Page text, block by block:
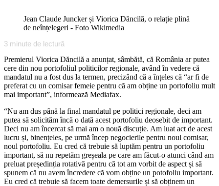
Jean Claude Juncker și Viorica Dăncilă, o relație plină
de neînțelegeri - Foto Wikimedia
3 minute de lectură
Premierul Viorica Dăncilă a anunțat, sâmbătă, că România ar putea
cere din nou portofoliul politicilor regionale, având în vedere că
mandatul nu a fost dus la termen, precizând că a înțeles că “ar fi de
preferat cu un comisar femeie pentru că am obține un portofoliu mult
mai important”, informează Mediafax.
“Nu am dus până la final mandatul pe politici regionale, deci am
putea să solicităm încă o dată acest portofoliu deosebit de important.
Deci nu am încercat să mai am o nouă discuție. Am luat act de acest
lucru și, binențeles, pe urmă încep negocierile pentru noul comisar,
noul portofoliu. Eu cred că trebuie să luptăm pentru un portofoliu
important, să nu repetăm greșeala pe care am făcut-o atunci când am
preluat președinția rotativă pentru că tot am vorbit de aspect și să
spunem că nu avem încredere că vom obține un potofoliu important.
Eu cred că trebuie să facem toate demersurile și să obținem un